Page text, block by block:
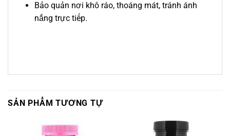
Bảo quản nơi khô ráo, thoáng mát, tránh ánh
nắng trực tiếp.
SẢN PHẨM TƯƠNG TỰ